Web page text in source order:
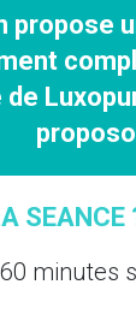
propose
SEANCE
minutes